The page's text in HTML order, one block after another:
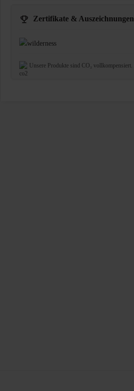
Zertifikate & Auszeichnungen
Unsere Produkte sind CO₂ vollkompensiert.